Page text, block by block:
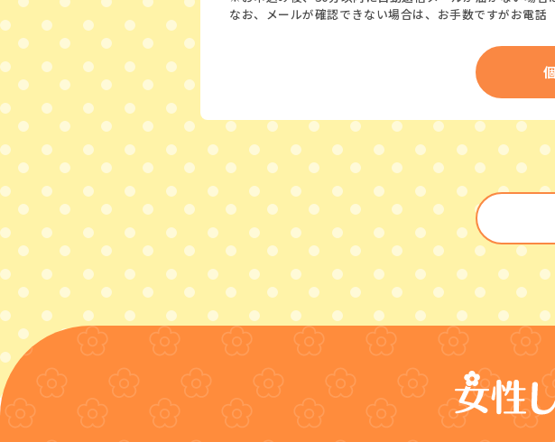
なお、メールが確認できない場合は、お手数ですがお電話